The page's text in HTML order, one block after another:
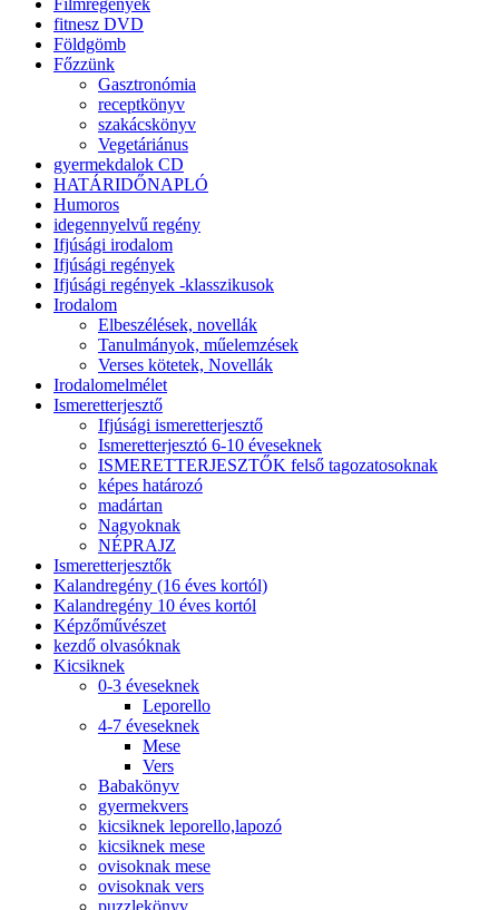
Filmregények
fitnesz DVD
Földgömb
Főzzünk
Gasztronómia
receptkönyv
szakácskönyv
Vegetáriánus
gyermekdalok CD
HATÁRIDŐNAPLÓ
Humoros
idegennyelvű regény
Ifjúsági irodalom
Ifjúsági regények
Ifjúsági regények -klasszikusok
Irodalom
Elbeszélések, novellák
Tanulmányok, műelemzések
Verses kötetek, Novellák
Irodalomelmélet
Ismeretterjesztő
Ifjúsági ismeretterjesztő
Ismeretterjesztó 6-10 éveseknek
ISMERETTERJESZTŐK felső tagozatosoknak
képes határozó
madártan
Nagyoknak
NÉPRAJZ
Ismeretterjesztők
Kalandregény (16 éves kortól)
Kalandregény 10 éves kortól
Képzőművészet
kezdő olvasóknak
Kicsiknek
0-3 éveseknek
Leporello
4-7 éveseknek
Mese
Vers
Babakönyv
gyermekvers
kicsiknek leporello,lapozó
kicsiknek mese
ovisoknak mese
ovisoknak vers
puzzlekönyv